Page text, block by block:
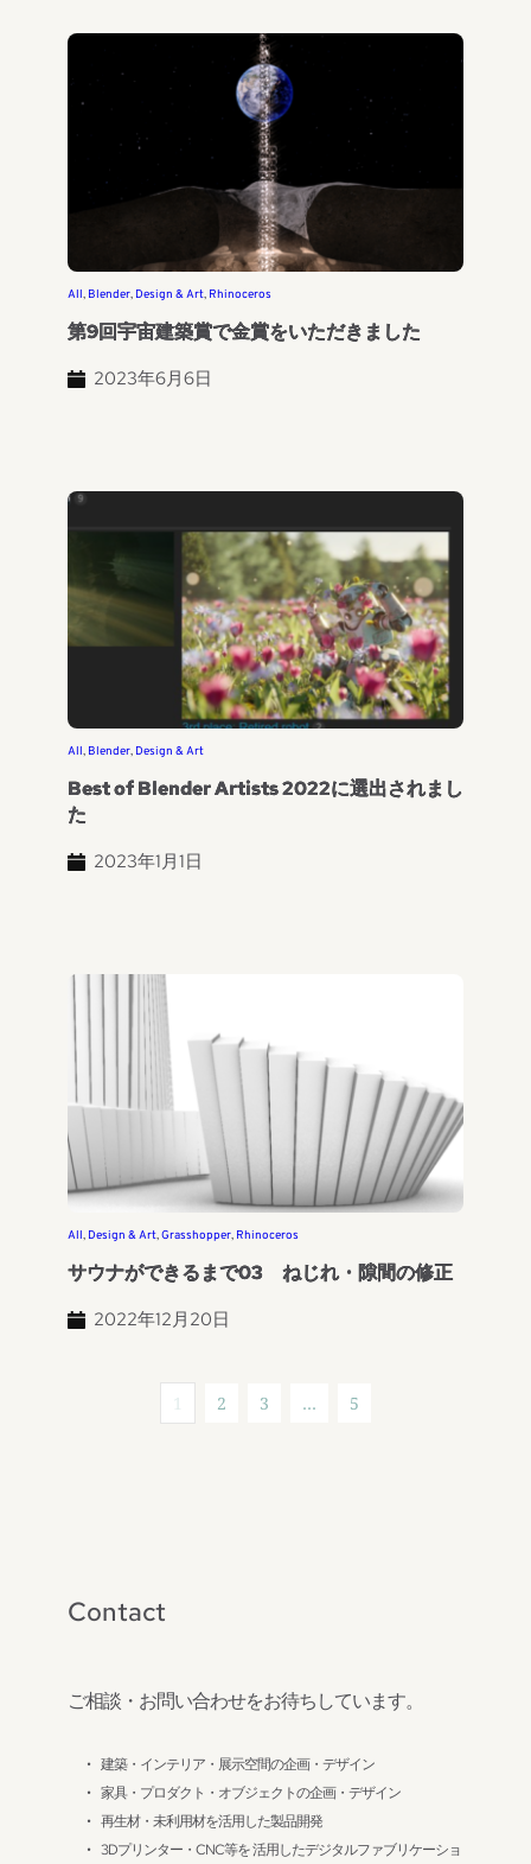
All, Blender, Design & Art, Rhinoceros
第9回宇宙建築賞で金賞をいただきました
2023年6月6日
All, Blender, Design & Art
Best of Blender Artists 2022に選出されまし
た
2023年1月1日
All, Design & Art, Grasshopper, Rhinoceros
サウナができるまで03 ねじれ・隙間の修正
2022年12月20日
1 2 3 … 5
Contact
ご相談・お問い合わせをお待ちしています。
建築・インテリア・展示空間の企画・デザイン
家具・プロダクト・オブジェクトの企画・デザイン
再生材・未利用材を活用した製品開発
3Dプリンター・CNC等を 活用したデジタルファブリケーショ